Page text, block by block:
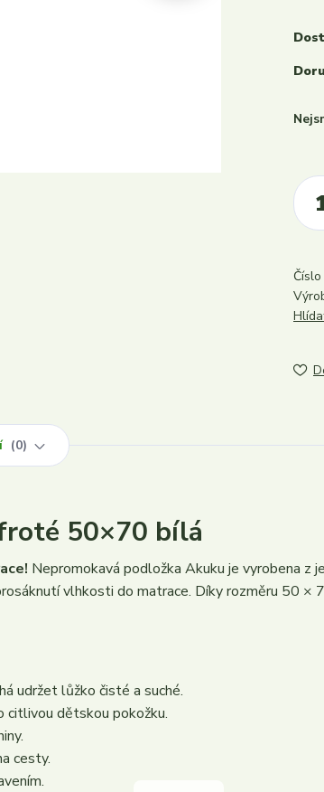
0
50×70 bílá
Nepromokavá podložka Akuku je vyrobena z
vlhkosti do matrace. Díky rozměru 50 ×
udržet lůžko čisté a suché.
citlivou dětskou pokožku.
cesty.